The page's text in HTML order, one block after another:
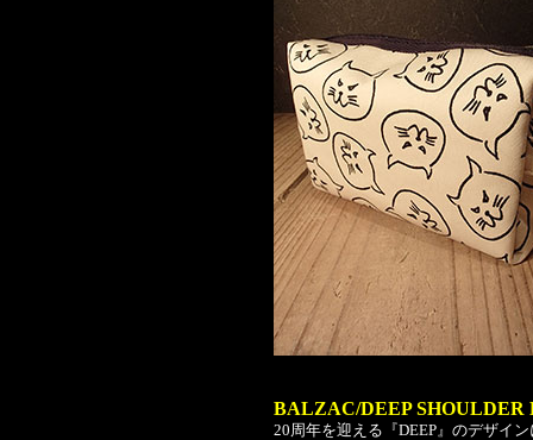
BALZAC/DEEP SHOULDER
20周年を迎える『DEEP』のデザイ